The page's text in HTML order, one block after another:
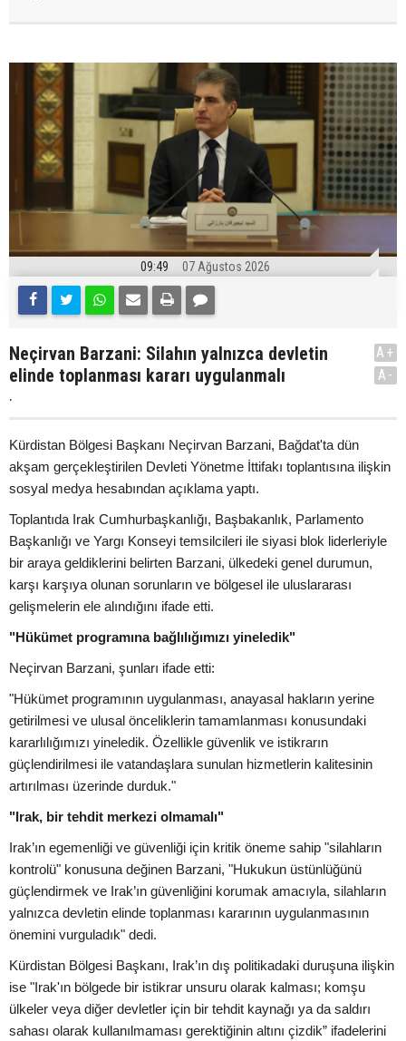
09:49 07 Ağustos 2026
Neçirvan Barzani: Silahın yalnızca devletin
elinde toplanması kararı uygulanmalı
.
A+
A-
Kürdistan Bölgesi Başkanı Neçirvan Barzani, Bağdat'ta dün
akşam gerçekleştirilen Devleti Yönetme İttifakı toplantısına ilişkin
sosyal medya hesabından açıklama yaptı.
Toplantıda Irak Cumhurbaşkanlığı, Başbakanlık, Parlamento
Başkanlığı ve Yargı Konseyi temsilcileri ile siyasi blok liderleriyle
bir araya geldiklerini belirten Barzani, ülkedeki genel durumun,
karşı karşıya olunan sorunların ve bölgesel ile uluslararası
gelişmelerin ele alındığını ifade etti.
"Hükümet programına bağlılığımızı yineledik"
Neçirvan Barzani, şunları ifade etti:
"Hükümet programının uygulanması, anayasal hakların yerine
getirilmesi ve ulusal önceliklerin tamamlanması konusundaki
kararlılığımızı yineledik. Özellikle güvenlik ve istikrarın
güçlendirilmesi ile vatandaşlara sunulan hizmetlerin kalitesinin
artırılması üzerinde durduk."
"Irak, bir tehdit merkezi olmamalı"
Irak’ın egemenliği ve güvenliği için kritik öneme sahip "silahların
kontrolü" konusuna değinen Barzani, "Hukukun üstünlüğünü
güçlendirmek ve Irak’ın güvenliğini korumak amacıyla, silahların
yalnızca devletin elinde toplanması kararının uygulanmasının
önemini vurguladık" dedi.
Kürdistan Bölgesi Başkanı, Irak’ın dış politikadaki duruşuna ilişkin
ise "Irak'ın bölgede bir istikrar unsuru olarak kalması; komşu
ülkeler veya diğer devletler için bir tehdit kaynağı ya da saldırı
sahası olarak kullanılmaması gerektiğinin altını çizdik” ifadelerini